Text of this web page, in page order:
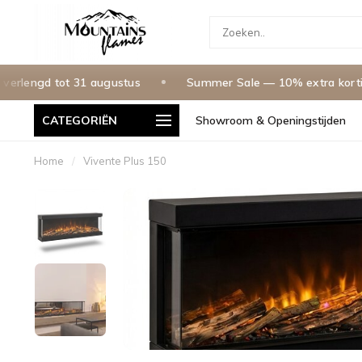
tot 31 augustus Summer Sale — 10% extra korting
CATEGORIËN Showroom & Openingstijden
Nederland & Belgie Betaal In 3 Termijnen, 0% Rente
Home / Vivente Plus 150